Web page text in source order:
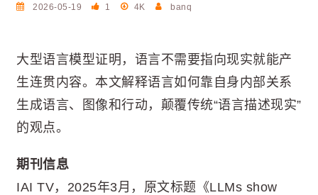
2026-05-19 1 4K banq
大型语言模型证明，语言不需要指向现实就能产
生连贯内容。本文解释语言如何靠自身内部关系
生成语言、图像和行动，颠覆传统“语言描述现实”
的观点。
期刊信息
IAI TV，2025年3月，原文标题《LLMs show